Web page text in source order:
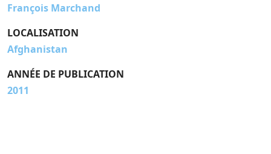
François Marchand
LOCALISATION
Afghanistan
ANNÉE DE PUBLICATION
2011